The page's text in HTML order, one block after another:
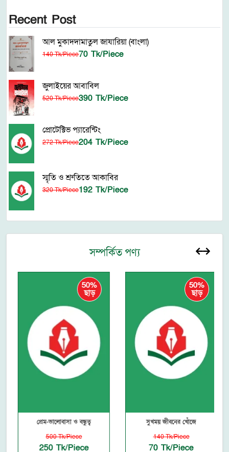
Recent Post
আল মুকাদদামাতুল জাযারিয়া (বাংলা)
140 Tk/Piece70 Tk/Piece
জুলাইয়ের আবাবিল
520 Tk/Piece390 Tk/Piece
প্রোটেক্টিভ প্যারেন্টিং
272 Tk/Piece204 Tk/Piece
স্মৃতি ও শ্রুতিতে আকাবির
320 Tk/Piece192 Tk/Piece
সম্পর্কিত পণ্য
50%
ছাড়
প্রেম-ভালোবাসা ও বন্ধুত্ব
500 Tk/Piece
250 Tk/Piece
50%
ছাড়
সুখময় জীবনের খোঁজে
140 Tk/Piece
70 Tk/Piece